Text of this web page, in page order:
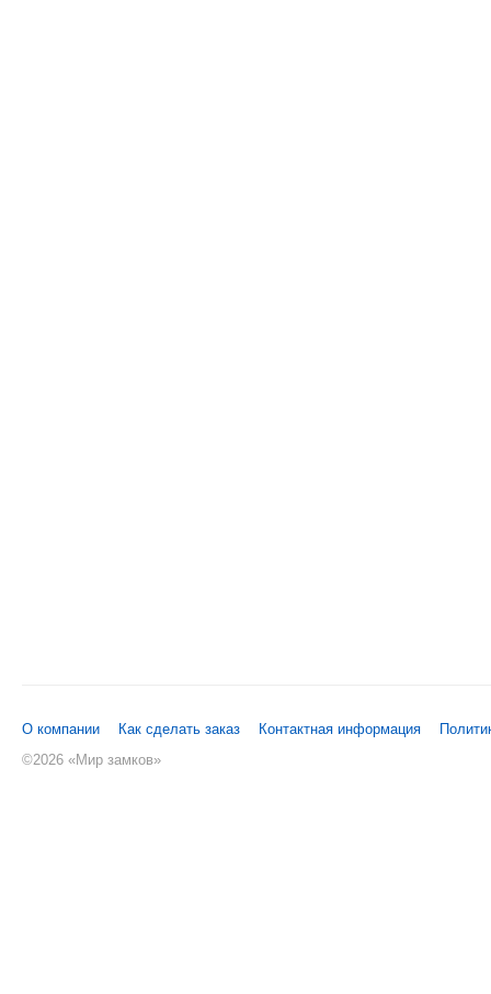
О компании Как сделать заказ Контактная информация
©2026 «Мир замков»